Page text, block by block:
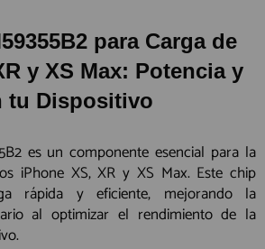
para Carga de
y XS Max: Potencia y
tu Dispositivo
es un componente esencial para la
iPhone XS, XR y XS Max. Este chip
rápida y eficiente, mejorando la
al optimizar el rendimiento de la